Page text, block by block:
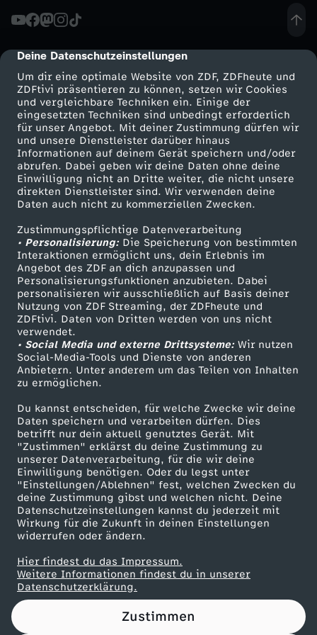
cmp-dialog-description
Deine Datenschutzeinstellungen
Um dir eine optimale Website von ZDF, ZDFheute und
ZDFtivi präsentieren zu können, setzen wir Cookies
und vergleichbare Techniken ein. Einige der
eingesetzten Techniken sind unbedingt erforderlich
für unser Angebot. Mit deiner Zustimmung dürfen wir
und unsere Dienstleister darüber hinaus
Informationen auf deinem Gerät speichern und/oder
abrufen. Dabei geben wir deine Daten ohne deine
Einwilligung nicht an Dritte weiter, die nicht unsere
direkten Dienstleister sind. Wir verwenden deine
Daten auch nicht zu kommerziellen Zwecken.
Zustimmungspflichtige Datenverarbeitung
• Personalisierung:Die Speicherung von bestimmten
Interaktionen ermöglicht uns, dein Erlebnis im
Angebot des ZDF an dich anzupassen und
Personalisierungsfunktionen anzubieten. Dabei
personalisieren wir ausschließlich auf Basis deiner
Nutzung von ZDF Streaming, der ZDFheute und
ZDFtivi. Daten von Dritten werden von uns nicht
verwendet.
• Social Media und externe Drittsysteme:Wir nutzen
Social-Media-Tools und Dienste von anderen
Anbietern. Unter anderem um das Teilen von Inhalten
zu ermöglichen.
Du kannst entscheiden, für welche Zwecke wir deine
Daten speichern und verarbeiten dürfen. Dies
betrifft nur dein aktuell genutztes Gerät. Mit
"Zustimmen" erklärst du deine Zustimmung zu
unserer Datenverarbeitung, für die wir deine
Einwilligung benötigen. Oder du legst unter
"Einstellungen/Ablehnen" fest, welchen Zwecken du
deine Zustimmung gibst und welchen nicht. Deine
Datenschutzeinstellungen kannst du jederzeit mit
Wirkung für die Zukunft in deinen Einstellungen
widerrufen oder ändern.
Hier findest du das Impressum.
Weitere Informationen findest du in unserer
Datenschutzerklärung.
Zustimmen
ü
r
m
e
r
i
n
n
e
n
i
m
H
ö
e
n
Mehr ZDF
ZDF-Apps
Smart TV
ZDFtext
Livestreams
Sendungen A-Z
TV-Programm
Service
ZDFmitreden
Kontakt zum ZDF
Tickets
Zuschauerservice
Hilfe
ZDF Unternehmen
Karriere
ZDF goes Schule
Werbefernsehen
Mainzelmännchen
Partner